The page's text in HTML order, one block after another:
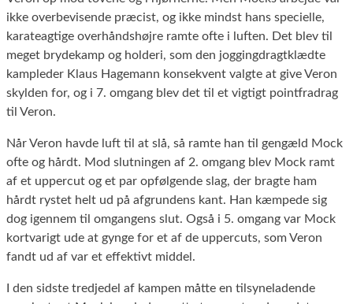
ikke overbevisende præcist, og ikke mindst hans specielle,
karateagtige overhåndshøjre ramte ofte i luften. Det blev til
meget brydekamp og holderi, som den joggingdragtklædte
kampleder Klaus Hagemann konsekvent valgte at give Veron
skylden for, og i 7. omgang blev det til et vigtigt pointfradrag
til Veron.
Når Veron havde luft til at slå, så ramte han til gengæld Mock
ofte og hårdt. Mod slutningen af 2. omgang blev Mock ramt
af et uppercut og et par opfølgende slag, der bragte ham
hårdt rystet helt ud på afgrundens kant. Han kæmpede sig
dog igennem til omgangens slut. Også i 5. omgang var Mock
kortvarigt ude at gynge for et af de uppercuts, som Veron
fandt ud af var et effektivt middel.
I den sidste tredjedel af kampen måtte en tilsyneladende